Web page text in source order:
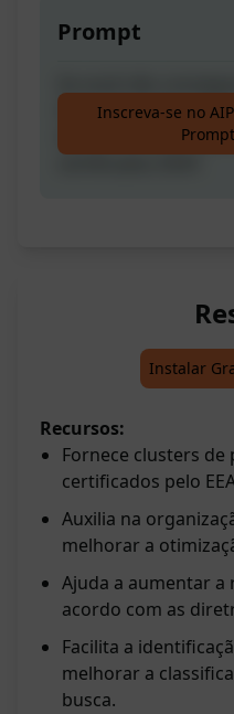
Prompt
Isso não irá
Apenas fornece
Inscreva-se no
Instalar
Recursos:
Fornece clusters de
certificados pelo
Auxilia na
melhorar a
Ajuda a aumentar a
acordo com as
Facilita a
melhorar a
busca.